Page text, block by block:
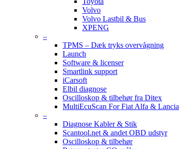
Volvo
Volvo Lastbil & Bus
XPENG
–
TPMS – Dæk tryks overvågning
Launch
Software & licenser
Smartlink support
iCarsoft
Elbil diagnose
Oscilloskop & tilbehør fra Ditex
MultiEcuScan For Fiat Alfa & Lancia
–
Diagnose Kabler & Stik
Scantool.net & andet OBD udstyr
Oscilloskop & tilbehør